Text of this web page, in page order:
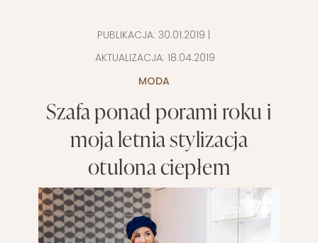
PUBLIKACJA: 30.01.2019
AKTUALIZACJA: 18.04.2019
MODA
Szafa ponad porami roku i
moja letnia stylizacja
otulona ciepłem